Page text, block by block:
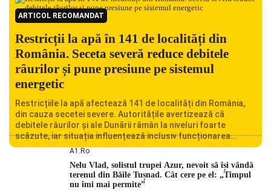
ARTICOL RECOMANDAT
Restricții la apă în 141 de localități din
România. Seceta severă reduce debitele
râurilor și pune presiune pe sistemul
energetic
Restricțiile la apă afectează 141 de localități din România,
din cauza secetei severe. Autoritățile avertizează că
debitele râurilor și ale Dunării rămân la niveluri foarte
scăzute, iar situația influențează inclusiv funcționarea
Centralei Nucleare de la Cernavodă. România se confruntă
hidrologic din ultimii ani. Lipsa […]
A1.ro
Nelu Vlad, solistul trupei Azur, nevoit să își vândă
terenul din Băile Tușnad. Cât cere pe el: „Timpul
nu îmi mai permite”